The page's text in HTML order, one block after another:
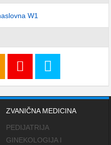
ZVANIČNA MEDICINA
PEDIJATRIJA
GINEKOLOGIJA I